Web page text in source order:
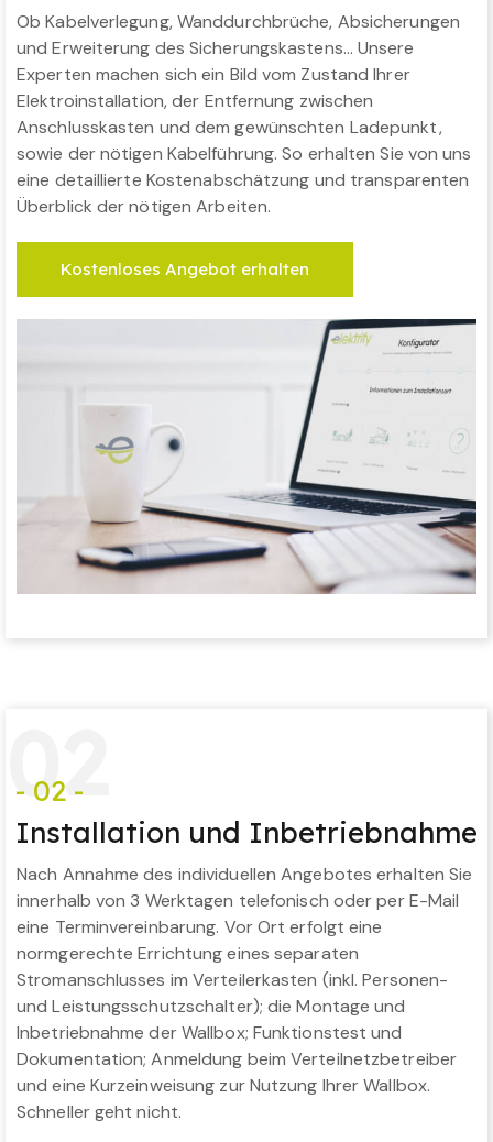
Ob Kabelverlegung, Wanddurchbrüche, Absicherungen
und Erweiterung des Sicherungskastens… Unsere
Experten machen sich ein Bild vom Zustand Ihrer
Elektroinstallation, der Entfernung zwischen
Anschlusskasten und dem gewünschten Ladepunkt,
sowie der nötigen Kabelführung. So erhalten Sie von uns
eine detaillierte Kostenabschätzung und transparenten
Überblick der nötigen Arbeiten.
Kostenloses Angebot erhalten
02
- 02 -
Installation und Inbetriebnahme
Nach Annahme des individuellen Angebotes erhalten Sie
innerhalb von 3 Werktagen telefonisch oder per E-Mail
eine Terminvereinbarung. Vor Ort erfolgt eine
normgerechte Errichtung eines separaten
Stromanschlusses im Verteilerkasten (inkl. Personen-
und Leistungsschutzschalter); die Montage und
Inbetriebnahme der Wallbox; Funktionstest und
Dokumentation; Anmeldung beim Verteilnetzbetreiber
und eine Kurzeinweisung zur Nutzung Ihrer Wallbox.
Schneller geht nicht.